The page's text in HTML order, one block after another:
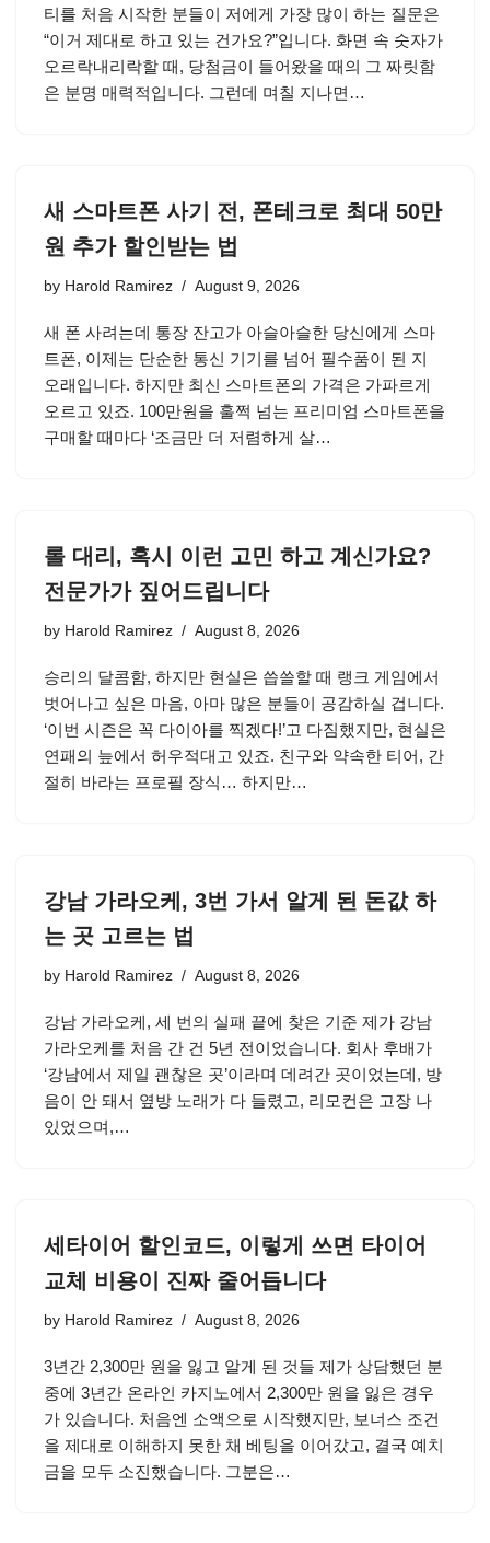
티를 처음 시작한 분들이 저에게 가장 많이 하는 질문은
“이거 제대로 하고 있는 건가요?”입니다. 화면 속 숫자가
오르락내리락할 때, 당첨금이 들어왔을 때의 그 짜릿함
은 분명 매력적입니다. 그런데 며칠 지나면…
새 스마트폰 사기 전, 폰테크로 최대 50만
원 추가 할인받는 법
by Harold Ramirez August 9, 2026
새 폰 사려는데 통장 잔고가 아슬아슬한 당신에게 스마
트폰, 이제는 단순한 통신 기기를 넘어 필수품이 된 지
오래입니다. 하지만 최신 스마트폰의 가격은 가파르게
오르고 있죠. 100만원을 훌쩍 넘는 프리미엄 스마트폰을
구매할 때마다 ‘조금만 더 저렴하게 살…
롤 대리, 혹시 이런 고민 하고 계신가요?
전문가가 짚어드립니다
by Harold Ramirez August 8, 2026
승리의 달콤함, 하지만 현실은 씁쓸할 때 랭크 게임에서
벗어나고 싶은 마음, 아마 많은 분들이 공감하실 겁니다.
‘이번 시즌은 꼭 다이아를 찍겠다!’고 다짐했지만, 현실은
연패의 늪에서 허우적대고 있죠. 친구와 약속한 티어, 간
절히 바라는 프로필 장식… 하지만…
강남 가라오케, 3번 가서 알게 된 돈값 하
는 곳 고르는 법
by Harold Ramirez August 8, 2026
강남 가라오케, 세 번의 실패 끝에 찾은 기준 제가 강남
가라오케를 처음 간 건 5년 전이었습니다. 회사 후배가
‘강남에서 제일 괜찮은 곳’이라며 데려간 곳이었는데, 방
음이 안 돼서 옆방 노래가 다 들렸고, 리모컨은 고장 나
있었으며,…
세타이어 할인코드, 이렇게 쓰면 타이어
교체 비용이 진짜 줄어듭니다
by Harold Ramirez August 8, 2026
3년간 2,300만 원을 잃고 알게 된 것들 제가 상담했던 분
중에 3년간 온라인 카지노에서 2,300만 원을 잃은 경우
가 있습니다. 처음엔 소액으로 시작했지만, 보너스 조건
을 제대로 이해하지 못한 채 베팅을 이어갔고, 결국 예치
금을 모두 소진했습니다. 그분은…